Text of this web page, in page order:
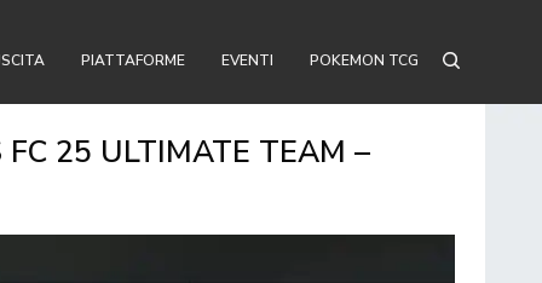
PIATTAFORME EVENTI POKEMON TCG
FC 25 ULTIMATE TEAM –